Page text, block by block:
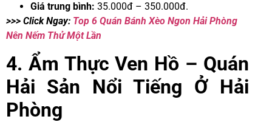
Giá trung bình: 35.000đ – 350.000đ.
>>> Click Ngay: Top 6 Quán Bánh Xèo Ngon Hải Phòng
Nên Nếm Thử Một Lần
4. Ẩm Thực Ven Hồ – Quán
Hải Sản Nổi Tiếng Ở Hải
Phòng